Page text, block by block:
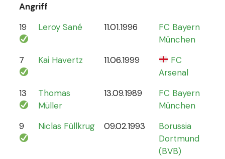
Angriff
19
Leroy Sané 11.01.1996
FC Bayern
München
7 Kai Havertz 11.06.1999
FC
Arsenal
13
Thomas
Müller
13.09.1989
FC Bayern
München
9 Niclas Füllkrug 09.02.1993
Borussia
Dortmund
(BVB)